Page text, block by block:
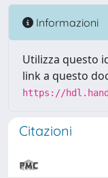
Informazioni
Utilizza questo
link a questo
https://
Citazioni